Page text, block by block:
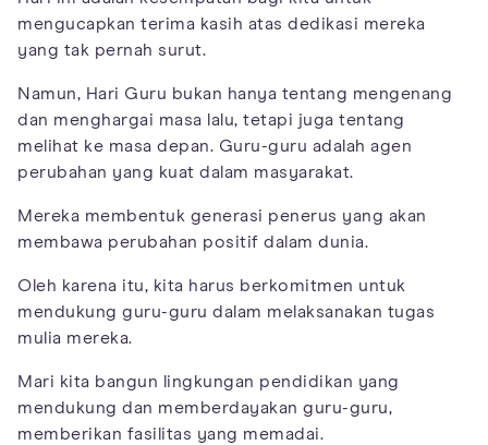
mengucapkan terima kasih atas dedikasi mereka
yang tak pernah surut.
Namun, Hari Guru bukan hanya tentang mengenang
dan menghargai masa lalu, tetapi juga tentang
melihat ke masa depan. Guru-guru adalah agen
perubahan yang kuat dalam masyarakat.
Mereka membentuk generasi penerus yang akan
membawa perubahan positif dalam dunia.
Oleh karena itu, kita harus berkomitmen untuk
mendukung guru-guru dalam melaksanakan tugas
mulia mereka.
Mari kita bangun lingkungan pendidikan yang
mendukung dan memberdayakan guru-guru,
memberikan fasilitas yang memadai.